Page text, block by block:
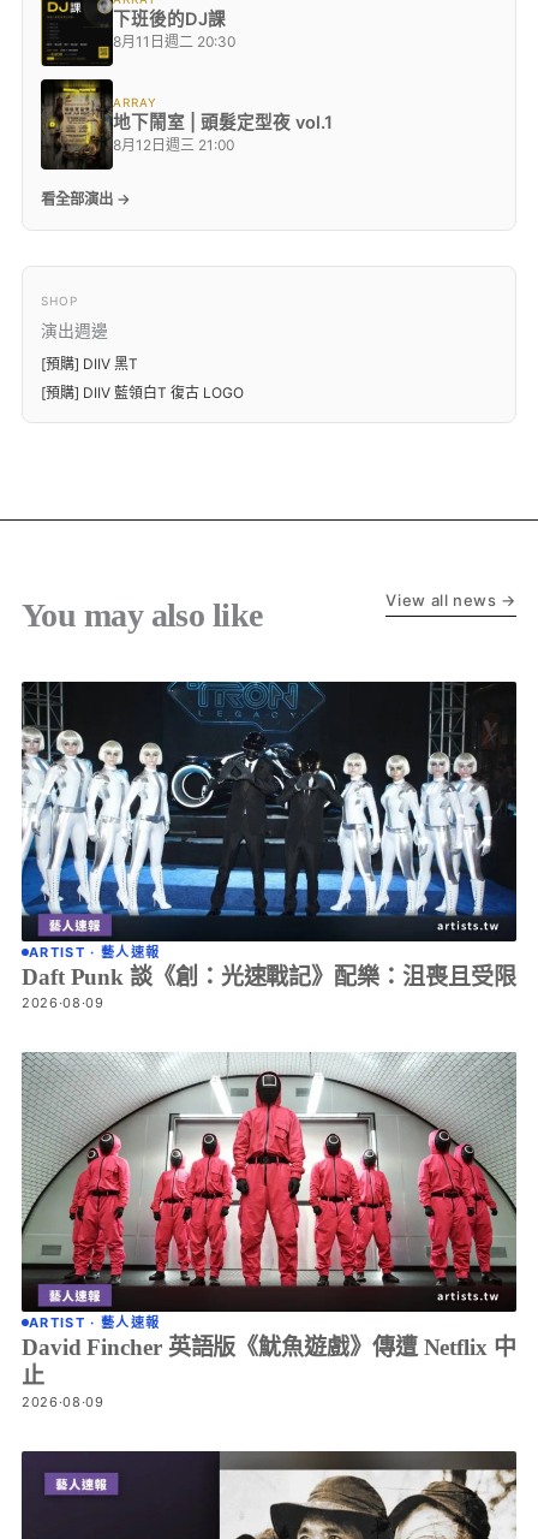
下班後的DJ課
8月11日週二 20:30
ARRAY
地下鬧室 | 頭髮定型夜 vol.1
8月12日週三 21:00
看全部演出 →
SHOP
演出週邊
[預購] DIIV 黑T
[預購] DIIV 藍領白T 復古 LOGO
You may also like View all news →
ARTIST · 藝人速報
Daft Punk 談《創：光速戰記》配樂：沮喪且受限
2026·08·09
ARTIST · 藝人速報
David Fincher 英語版《魷魚遊戲》傳遭 Netflix 中
止
2026·08·09